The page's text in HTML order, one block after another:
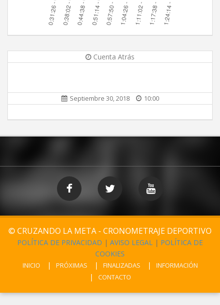
Cuenta Atrás
Septiembre 30, 2018 10:00
© CRUZANDO LA META - CRONOMETRAJE DEPORTIVO
POLÍTICA DE PRIVACIDAD | AVISO LEGAL | POLÍTICA DE
COOKIES
INICIO PRÓXIMAS FINALIZADAS
INFORMACIÓN
CONTACTO